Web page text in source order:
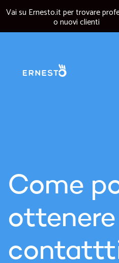
Come
ottenere
Vai su Ernesto.it per trovare
o nuovi clienti